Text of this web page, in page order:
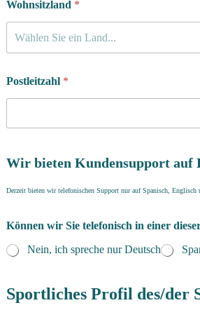
Wohnsitzland *
Wählen Sie ein Land...
Postleitzahl *
Wir bieten Kundensupport auf
Derzeit bieten wir telefonischen Support nur auf Spanisch, Englisch
Können wir Sie telefonisch in einer
Nein, ich spreche nur Deutsch
Sportliches Profil des/der